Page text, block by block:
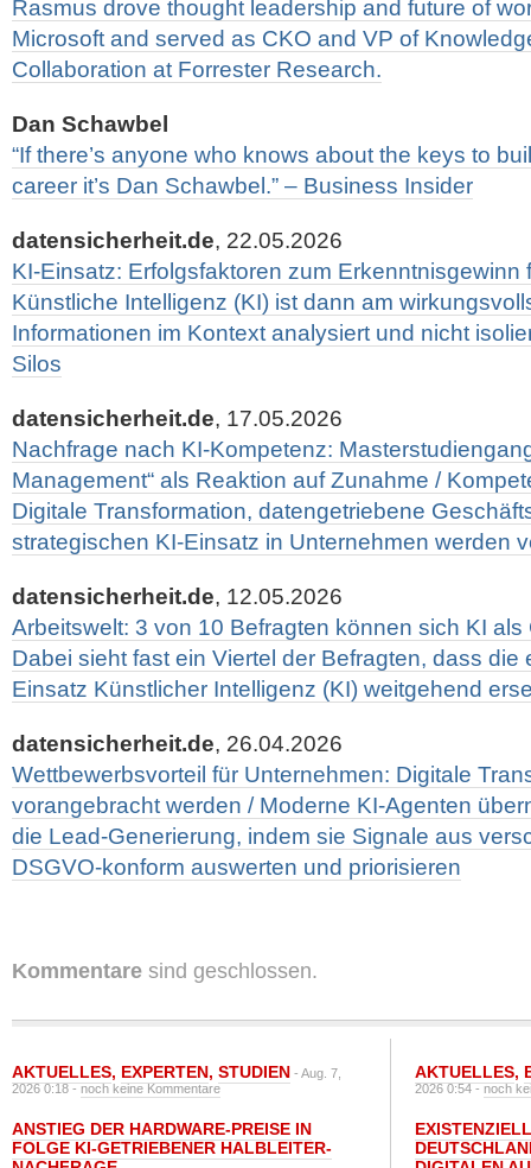
Rasmus drove thought leadership and future of
Microsoft and served as CKO and VP of
Collaboration at Forrester Research.
Dan Schawbel
“If there’s anyone who knows about the keys to
career it’s Dan Schawbel.” – Business Insider
datensicherheit.de, 22.05.2026
KI-Einsatz: Erfolgsfaktoren zum Erkenntnisgewinn
Künstliche Intelligenz (KI) ist dann am
Informationen im Kontext analysiert und nicht
Silos
datensicherheit.de, 17.05.2026
Nachfrage nach KI-Kompetenz:
Management“ als Reaktion auf Zunahme /
Digitale Transformation, datengetriebene
strategischen KI-Einsatz in Unternehmen werden
datensicherheit.de, 12.05.2026
Arbeitswelt: 3 von 10 Befragten können sich KI
Dabei sieht fast ein Viertel der Befragten, dass die
Einsatz Künstlicher Intelligenz (KI) weitgehend
datensicherheit.de, 26.04.2026
Wettbewerbsvorteil für Unternehmen: Digitale
vorangebracht werden / Moderne KI-Agenten
die Lead-Generierung, indem sie Signale aus
DSGVO-konform auswerten und priorisieren
Kommentare sind geschlossen.
AKTUELLES, EXPERTEN, STUDIEN - Aug. 7,
2026 0:18 -noch keine Kommentare
ANSTIEG DER HARDWARE-PREISE IN
FOLGE KI-GETRIEBENER HALBLEITER-
AKTUELLES,
2026 0:54 -noch